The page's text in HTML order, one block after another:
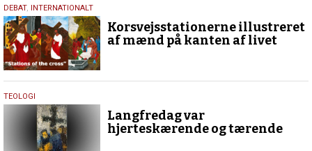
15.
april
2025
DEBAT, INTERNATIONALT
Korsvejsstationerne illustreret
af mænd på kanten af livet
29.
marts
TEOLOGI
Langfredag var
hjerteskærende og tærende